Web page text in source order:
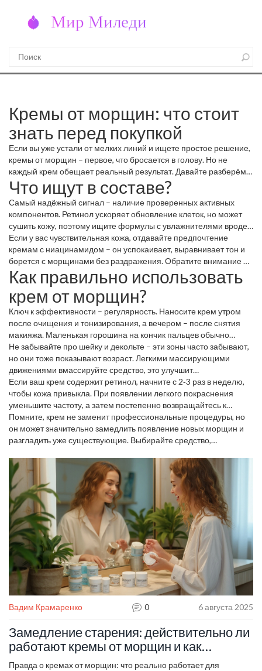
Кремы от морщин: что стоит
знать перед покупкой
Если вы уже устали от мелких линий и ищете простое решение,
кремы от морщин – первое, что бросается в голову. Но не
каждый крем обещает реальный результат. Давайте разберём,
какие ингредиенты действительно работают, а какие просто
звучат круто.
Что ищут в составе?
Самый надёжный сигнал – наличие проверенных активных
компонентов. Ретинол ускоряет обновление клеток, но может
сушить кожу, поэтому ищите формулы с увлажнителями вроде
гиалуроновой кислоты. Пептиды помогают коже производить
коллаген, а антиоксиданты (витамин C, E, феруловая кислота)
защищают от свободных радикалов.
Если у вас чувствительная кожа, отдавайте предпочтение
кремам с ниацинамидом – он успокаивает, выравнивает тон и
борется с морщинами без раздражения. Обратите внимание на
отсутствие парабенов, сульфатов и ароматизаторов: они часто
вызывают покраснения.
Как правильно использовать
крем от морщин?
Ключ к эффективности – регулярность. Наносите крем утром
после очищения и тонизирования, а вечером – после снятия
макияжа. Маленькая горошина на кончик пальцев обычно
хватает на всё лицо.
Не забывайте про шейку и декольте – эти зоны часто забывают,
но они тоже показывают возраст. Легкими массирующими
движениями вмассируйте средство, это улучшит
микроциркуляцию и поможет активным веществам быстрее
впитаться.
Если ваш крем содержит ретинол, начните с 2‑3 раз в неделю,
чтобы кожа привыкла. При появлении легкого покраснения
уменьшите частоту, а затем постепенно возвращайтесь к
ежедневному применению.
Помните, крем не заменит профессиональные процедуры, но
он может значительно замедлить появление новых морщин и
разгладить уже существующие. Выбирайте средство,
пользуйтесь им правильно – и ваша кожа отблагодарит вас
гладкостью.
Вадим Крамаренко 0 6 августа 2025
Замедление старения: действительно ли
работают кремы от морщин и как
продлить молодость кожи
Правда о кремах от морщин: что реально работает для